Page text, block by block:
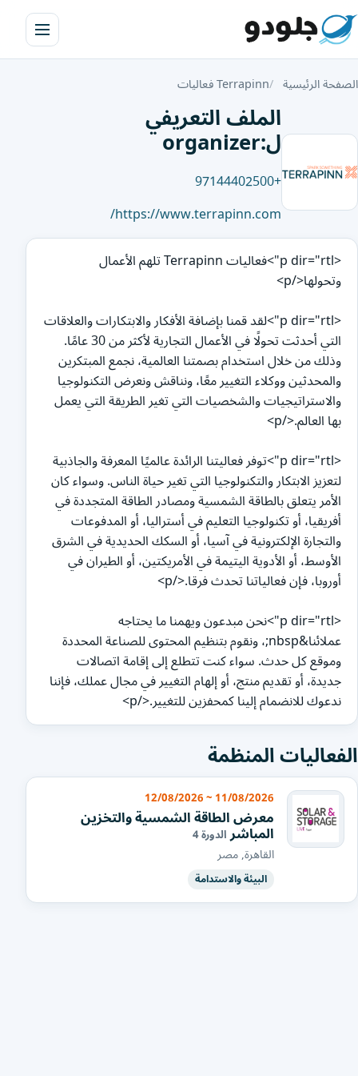
الصفحة الرئيسية Terrapinn فعاليات
الملف التعريفي
ل:organizer
+97144402500
https://www.terrapinn.com/
<p dir="rtl">فعاليات Terrapinn تلهم الأعمال
وتحولها</p>
<p dir="rtl">لقد قمنا بإضافة الأفكار والابتكارات والعلاقات
التي أحدثت تحولًا في الأعمال التجارية لأكثر من 30 عامًا.
وذلك من خلال استخدام بصمتنا العالمية، نجمع المبتكرين
والمحدثين ووكلاء التغيير معًا، ونناقش ونعرض التكنولوجيا
والاستراتيجيات والشخصيات التي تغير الطريقة التي يعمل
بها العالم.</p>
<p dir="rtl">توفر فعاليتنا الرائدة عالميًا المعرفة والجاذبية
لتعزيز الابتكار والتكنولوجيا التي تغير حياة الناس. وسواء كان
الأمر يتعلق بالطاقة الشمسية ومصادر الطاقة المتجددة في
أفريقيا، أو تكنولوجيا التعليم في أستراليا، أو المدفوعات
والتجارة الإلكترونية في آسيا، أو السكك الحديدية في الشرق
الأوسط، أو الأدوية اليتيمة في الأمريكتين، أو الطيران في
أوروبا، فإن فعالياتنا تحدث فرقا.</p>
<p dir="rtl">نحن مبدعون ويهمنا ما يحتاجه
عملائنا&nbsp;، ونقوم بتنظيم المحتوى للصناعة المحددة
وموقع كل حدث. سواء كنت تتطلع إلى إقامة اتصالات
جديدة، أو تقديم منتج، أو إلهام التغيير في مجال عملك، فإننا
ندعوك للانضمام إلينا كمحفزين للتغيير.</p>
الفعاليات المنظمة
11/08/2026 ~ 12/08/2026
معرض الطاقة الشمسية والتخزين
المباشرالدورة 4
القاهرة, مصر
البيئة والاستدامة